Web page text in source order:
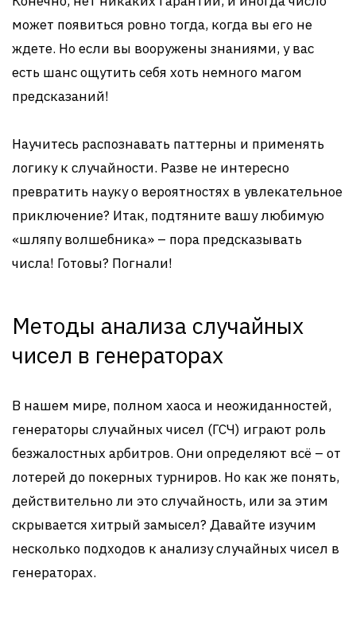
может появиться ровно тогда, когда вы его не
ждете. Но если вы вооружены знаниями, у вас
есть шанс ощутить себя хоть немного магом
предсказаний!
Научитесь распознавать паттерны и применять
логику к случайности. Разве не интересно
превратить науку о вероятностях в увлекательное
приключение? Итак, подтяните вашу любимую
«шляпу волшебника» – пора предсказывать
числа! Готовы? Погнали!
Методы анализа случайных
чисел в генераторах
В нашем мире, полном хаоса и неожиданностей,
генераторы случайных чисел (ГСЧ) играют роль
безжалостных арбитров. Они определяют всё – от
лотерей до покерных турниров. Но как же понять,
действительно ли это случайность, или за этим
скрывается хитрый замысел? Давайте изучим
несколько подходов к анализу случайных чисел в
генераторах.